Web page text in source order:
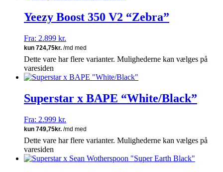
Yeezy Boost 350 V2 “Zebra”
Fra: 2.899 kr.
Dette vare har flere varianter. Mulighederne kan vælges på
varesiden
Superstar x BAPE “White/Black”
Fra: 2.999 kr.
Dette vare har flere varianter. Mulighederne kan vælges på
varesiden